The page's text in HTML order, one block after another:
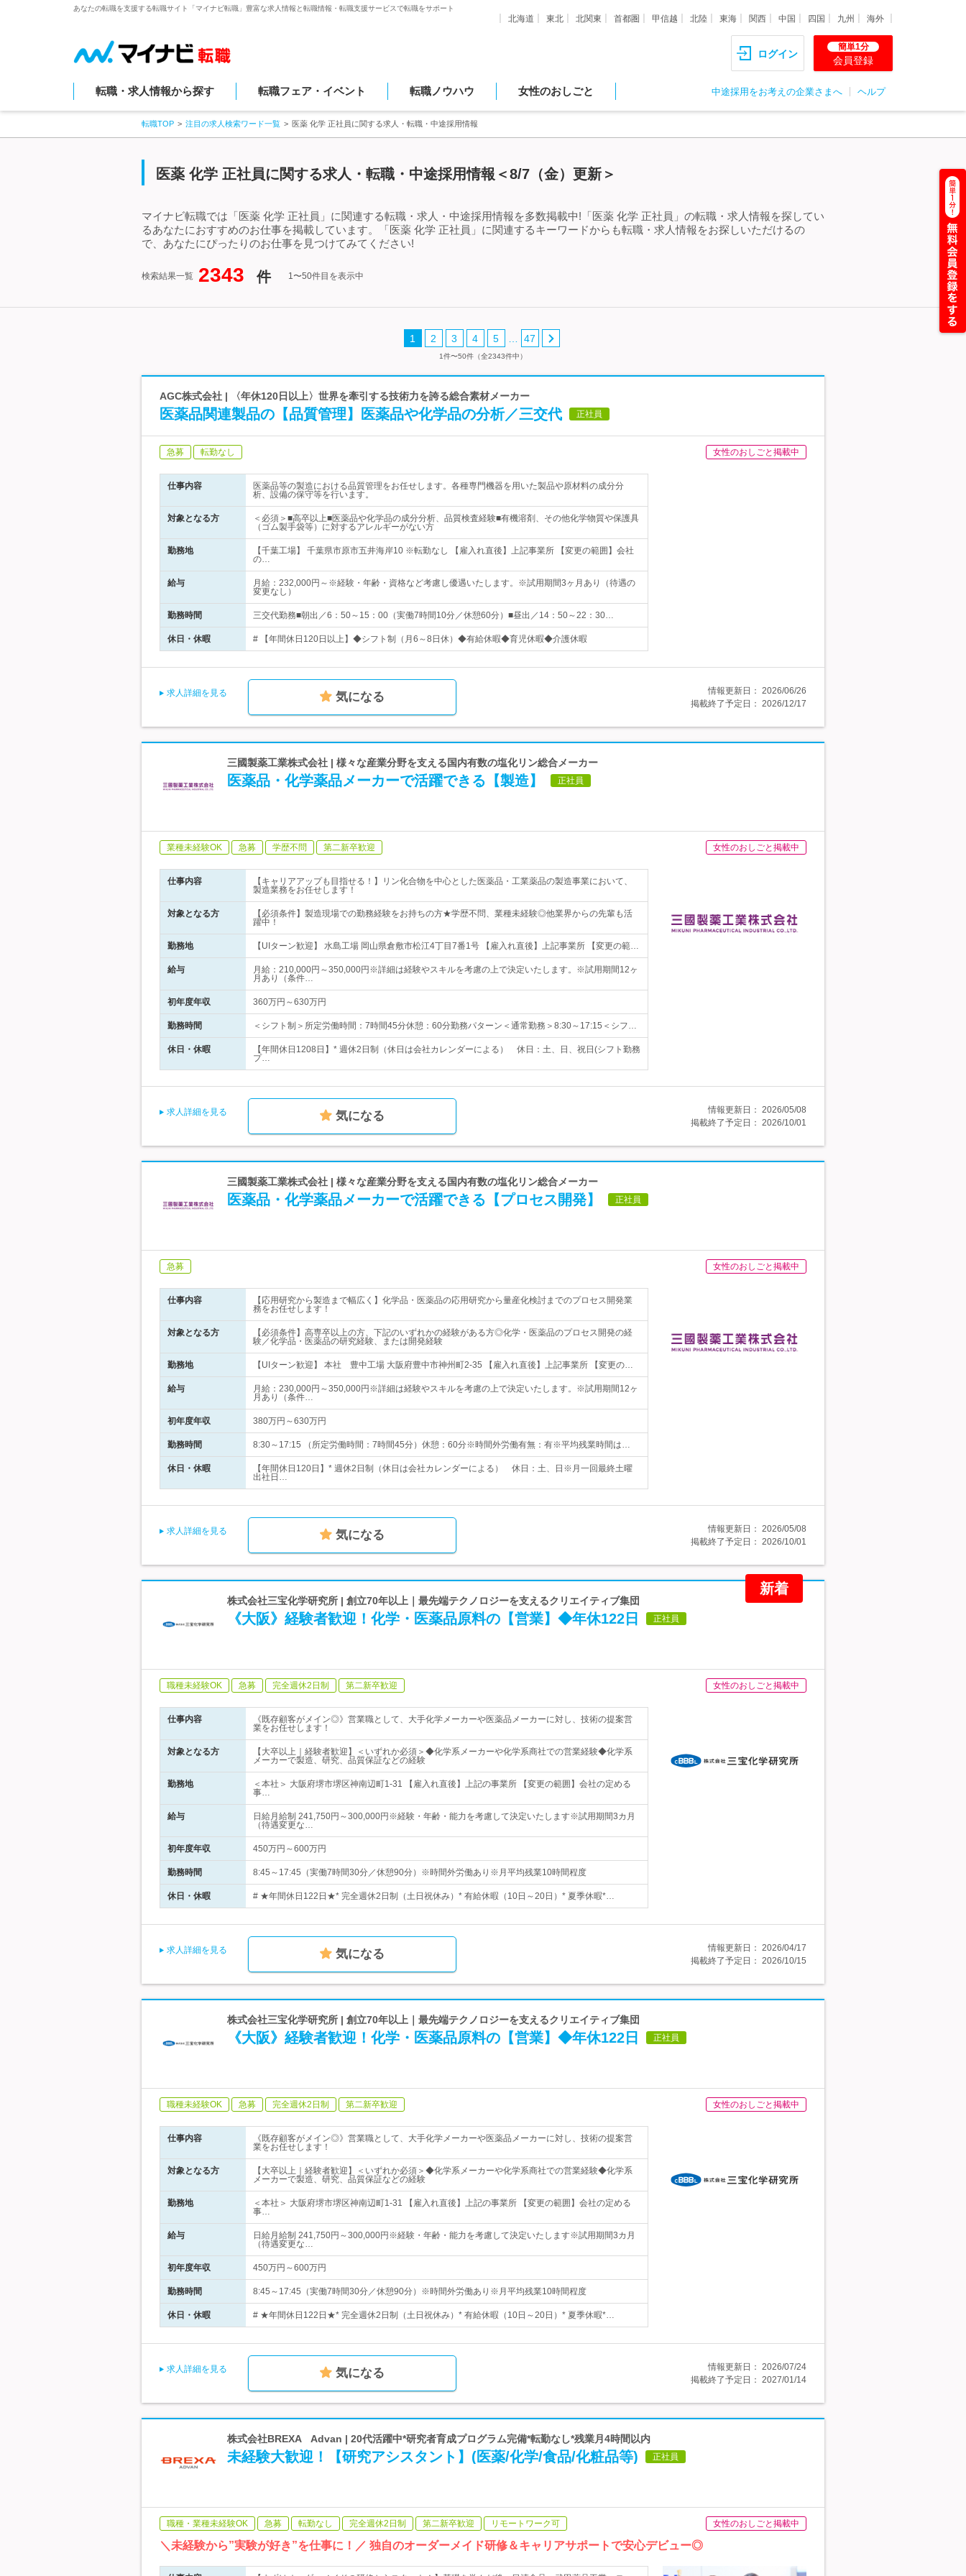
あなたの転職を支援する転職サイト「マイナビ転職」豊富な求人情報と転職情報・転職支援サービスで転職をサポート
北海道 東北 北関東 首都圏 甲信越 北陸 東海 関西 中国 四国 九州 海外
ログイン
簡単1分
会員登録
転職・求人情報から探す 転職フェア・イベント 転職ノウハウ 女性のおしごと 中途採用をお考えの企業さまへ ヘルプ
転職TOP 注目の求人検索ワード一覧 医薬 化学 正社員に関する求人・転職・中途採用情報
医薬 化学 正社員に関する求人・転職・中途採用情報＜8/7（金）更新＞
マイナビ転職では「医薬 化学 正社員」に関連する転職・求人・中途採用情報を多数掲載中!「医薬 化学 正社員」の転職・求人情報を探してい
るあなたにおすすめのお仕事を掲載しています。「医薬 化学 正社員」に関連するキーワードからも転職・求人情報をお探しいただけるの
で、あなたにぴったりのお仕事を見つけてみてください!
検索結果一覧 2343 件 1〜50件目を表示中
1 2 3 4 5 47
1件〜50件（全2343件中）
AGC株式会社 | 〈年休120日以上〉世界を牽引する技術力を誇る総合素材メーカー
医薬品関連製品の【品質管理】医薬品や化学品の分析／三交代 正社員
急募 転勤なし 女性のおしごと掲載中
仕事内容
医薬品等の製造における品質管理をお任せします。各種専門機器を用いた製品や原材料の成分分
析、設備の保守等を行います。
対象となる方
＜必須＞■高卒以上■医薬品や化学品の成分分析、品質検査経験■有機溶剤、その他化学物質や保護具
（ゴム製手袋等）に対するアレルギーがない方
勤務地
【千葉工場】 千葉県市原市五井海岸10 ※転勤なし 【雇入れ直後】上記事業所 【変更の範囲】会社
の…
給与
月給：232,000円～※経験・年齢・資格など考慮し優遇いたします。※試用期間3ヶ月あり（待遇の
変更なし）
勤務時間 三交代勤務■朝出／6：50～15：00（実働7時間10分／休憩60分）■昼出／14：50～22：30…
休日・休暇 # 【年間休日120日以上】◆シフト制（月6～8日休）◆有給休暇◆育児休暇◆介護休暇
求人詳細を見る 気になる 情報更新日： 2026/06/26
掲載終了予定日： 2026/12/17
三國製薬工業株式会社 | 様々な産業分野を支える国内有数の塩化リン総合メーカー
医薬品・化学薬品メーカーで活躍できる【製造】 正社員
業種未経験OK 急募 学歴不問 第二新卒歓迎 女性のおしごと掲載中
仕事内容
【キャリアアップも目指せる！】リン化合物を中心とした医薬品・工業薬品の製造事業において、
製造業務をお任せします！
対象となる方
【必須条件】製造現場での勤務経験をお持ちの方★学歴不問、業種未経験◎他業界からの先輩も活
躍中！
勤務地 【UIターン歓迎】 水島工場 岡山県倉敷市松江4丁目7番1号 【雇入れ直後】上記事業所 【変更の範…
給与
月給：210,000円～350,000円※詳細は経験やスキルを考慮の上で決定いたします。※試用期間12ヶ
月あり（条件…
初年度年収 360万円～630万円
勤務時間 ＜シフト制＞所定労働時間：7時間45分休憩：60分勤務パターン＜通常勤務＞8:30～17:15＜シフ…
休日・休暇
【年間休日1208日】* 週休2日制（休日は会社カレンダーによる） 休日：土、日、祝日(シフト勤務
プ…
求人詳細を見る 気になる 情報更新日： 2026/05/08
掲載終了予定日： 2026/10/01
三國製薬工業株式会社 | 様々な産業分野を支える国内有数の塩化リン総合メーカー
医薬品・化学薬品メーカーで活躍できる【プロセス開発】 正社員
急募 女性のおしごと掲載中
仕事内容
【応用研究から製造まで幅広く】化学品・医薬品の応用研究から量産化検討までのプロセス開発業
務をお任せします！
対象となる方
【必須条件】高専卒以上の方、下記のいずれかの経験がある方◎化学・医薬品のプロセス開発の経
験／化学品・医薬品の研究経験、または開発経験
勤務地 【UIターン歓迎】 本社 豊中工場 大阪府豊中市神州町2-35 【雇入れ直後】上記事業所 【変更の…
給与
月給：230,000円～350,000円※詳細は経験やスキルを考慮の上で決定いたします。※試用期間12ヶ
月あり（条件…
初年度年収 380万円～630万円
勤務時間 8:30～17:15 （所定労働時間：7時間45分）休憩：60分※時間外労働有無：有※平均残業時間は…
休日・休暇
【年間休日120日】* 週休2日制（休日は会社カレンダーによる） 休日：土、日※月一回最終土曜
出社日…
求人詳細を見る 気になる 情報更新日： 2026/05/08
掲載終了予定日： 2026/10/01
新着
株式会社三宝化学研究所 | 創立70年以上｜最先端テクノロジーを支えるクリエイティブ集団
《大阪》経験者歓迎！化学・医薬品原料の【営業】◆年休122日 正社員
職種未経験OK 急募 完全週休2日制 第二新卒歓迎 女性のおしごと掲載中
仕事内容
《既存顧客がメイン◎》営業職として、大手化学メーカーや医薬品メーカーに対し、技術の提案営
業をお任せします！
対象となる方
【大卒以上｜経験者歓迎】＜いずれか必須＞◆化学系メーカーや化学系商社での営業経験◆化学系
メーカーで製造、研究、品質保証などの経験
勤務地
＜本社＞ 大阪府堺市堺区神南辺町1-31 【雇入れ直後】上記の事業所 【変更の範囲】会社の定める
事…
給与
日給月給制 241,750円～300,000円※経験・年齢・能力を考慮して決定いたします※試用期間3カ月
（待遇変更な…
初年度年収 450万円～600万円
勤務時間 8:45～17:45（実働7時間30分／休憩90分）※時間外労働あり※月平均残業10時間程度
休日・休暇 # ★年間休日122日★* 完全週休2日制（土日祝休み）* 有給休暇（10日～20日）* 夏季休暇*…
求人詳細を見る 気になる 情報更新日： 2026/04/17
掲載終了予定日： 2026/10/15
株式会社三宝化学研究所 | 創立70年以上｜最先端テクノロジーを支えるクリエイティブ集団
《大阪》経験者歓迎！化学・医薬品原料の【営業】◆年休122日 正社員
職種未経験OK 急募 完全週休2日制 第二新卒歓迎 女性のおしごと掲載中
仕事内容
《既存顧客がメイン◎》営業職として、大手化学メーカーや医薬品メーカーに対し、技術の提案営
業をお任せします！
対象となる方
【大卒以上｜経験者歓迎】＜いずれか必須＞◆化学系メーカーや化学系商社での営業経験◆化学系
メーカーで製造、研究、品質保証などの経験
勤務地
＜本社＞ 大阪府堺市堺区神南辺町1-31 【雇入れ直後】上記の事業所 【変更の範囲】会社の定める
事…
給与
日給月給制 241,750円～300,000円※経験・年齢・能力を考慮して決定いたします※試用期間3カ月
（待遇変更な…
初年度年収 450万円～600万円
勤務時間 8:45～17:45（実働7時間30分／休憩90分）※時間外労働あり※月平均残業10時間程度
休日・休暇 # ★年間休日122日★* 完全週休2日制（土日祝休み）* 有給休暇（10日～20日）* 夏季休暇*…
求人詳細を見る 気になる 情報更新日： 2026/07/24
掲載終了予定日： 2027/01/14
株式会社BREXA Advan | 20代活躍中*研究者育成プログラム完備*転勤なし*残業月4時間以内
未経験大歓迎！【研究アシスタント】(医薬/化学/食品/化粧品等) 正社員
職種・業種未経験OK 急募 転勤なし 完全週休2日制 第二新卒歓迎 リモートワーク可 女性のおしごと掲載中
＼未経験から”実験が好き”を仕事に！／ 独自のオーダーメイド研修＆キャリアサポートで安心デビュー◎